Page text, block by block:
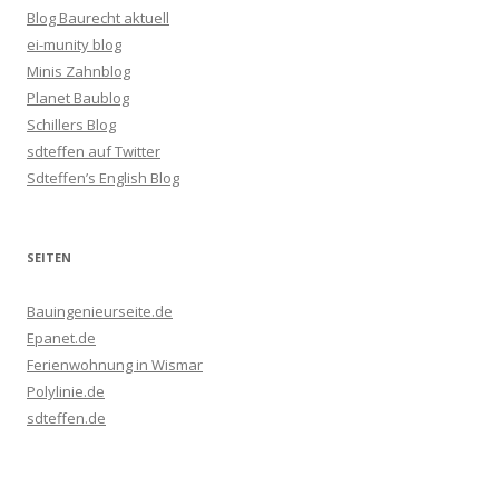
Blog Baurecht aktuell
ei-munity blog
Minis Zahnblog
Planet Baublog
Schillers Blog
sdteffen auf Twitter
Sdteffen’s English Blog
SEITEN
Bauingenieurseite.de
Epanet.de
Ferienwohnung in Wismar
Polylinie.de
sdteffen.de